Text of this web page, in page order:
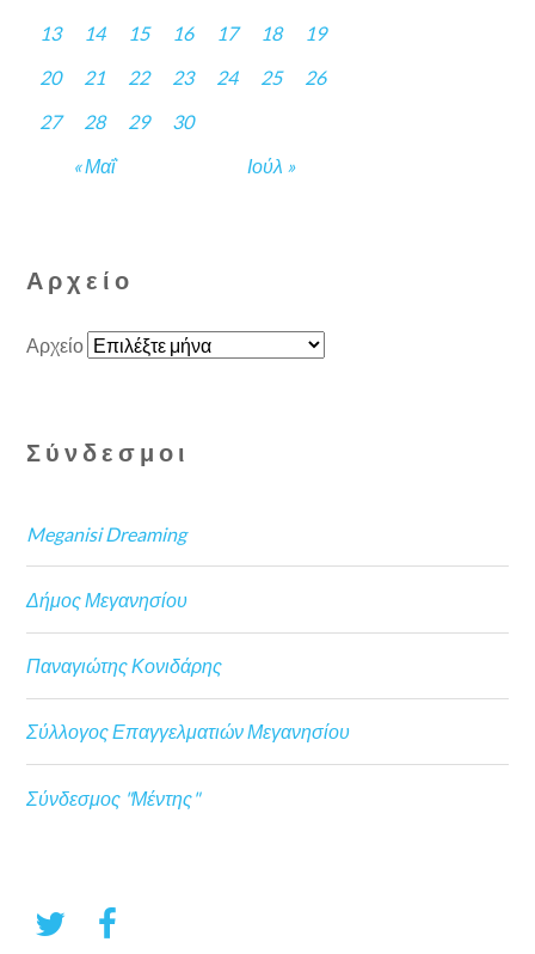
« Μαΐ Ιούλ »
13
14 15 16 17 18
19
20
21 22 23 24 25
26
27
28 29 30
Αρχείο
Αρχείο
Σύνδεσμοι
Meganisi Dreaming
Δήμος Μεγανησίου
Παναγιώτης Κονιδάρης
Σύλλογος Επαγγελματιών Μεγανησίου
Σύνδεσμος "Μέντης"